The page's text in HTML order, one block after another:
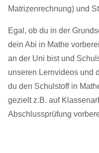
Matrizenrechnung) und
Egal, ob du in der
dein Abi in Mathe
an der Uni bist und
unseren Lernvideos und
du den Schulstoff in
gezielt z.B. auf
Abschlussprüfung